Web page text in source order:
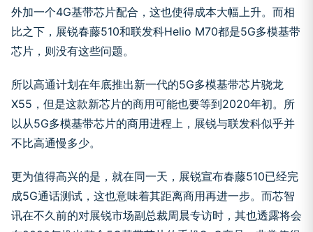
外加一个4G基带芯片配合，这也使得成本大幅上升。而相
比之下，展锐春藤510和联发科Helio M70都是5G多模基带
芯片，则没有这些问题。
所以高通计划在年底推出新一代的5G多模基带芯片骁龙
X55，但是这款新芯片的商用可能也要等到2020年初。所
以从5G多模基带芯片的商用进程上，展锐与联发科似乎并
不比高通慢多少。
更为值得高兴的是，就在同一天，展锐宣布春藤510已经完
成5G通话测试，这也意味着其距离商用再进一步。而芯智
讯在不久前的对展锐市场副总裁周晨专访时，其也透露将会